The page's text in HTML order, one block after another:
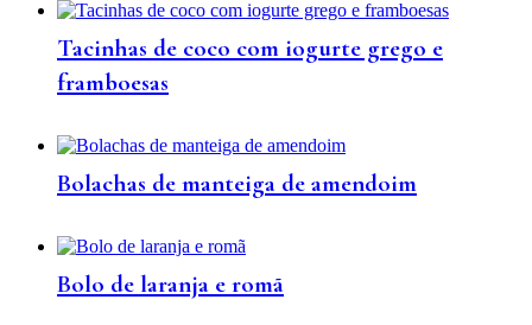
Tacinhas de coco com iogurte grego e
framboesas
Bolachas de manteiga de amendoim
Bolo de laranja e romã